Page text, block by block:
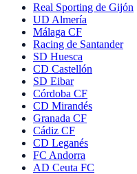
Real Sporting de Gijón
UD Almería
Málaga CF
Racing de Santander
SD Huesca
CD Castellón
SD Eibar
Córdoba CF
CD Mirandés
Granada CF
Cádiz CF
CD Leganés
FC Andorra
AD Ceuta FC